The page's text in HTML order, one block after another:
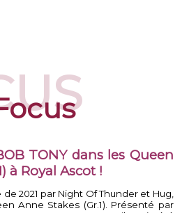
TONY dans les Queen
à Royal Ascot !
de 2021 par Night Of Thunder et Hug,
Anne Stakes (Gr.1). Présenté par